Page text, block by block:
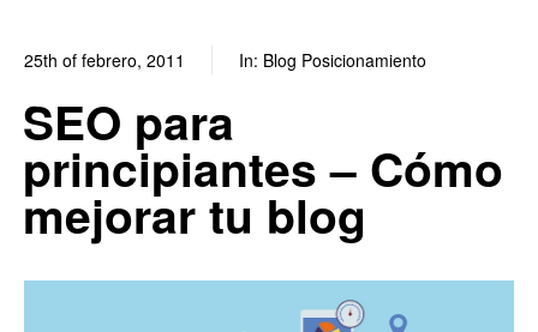
25th of febrero, 2011 In: Blog Posicionamiento
SEO para
principiantes – Cómo
mejorar tu blog